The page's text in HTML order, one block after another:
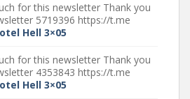
for this newsletter Thank you
5719396 https://t.me
Hell 3×05
for this newsletter Thank you
4353843 https://t.me
Hell 3×05